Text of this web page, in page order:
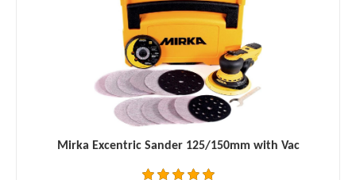
Mirka Excentric Sander 125/150mm with Vac